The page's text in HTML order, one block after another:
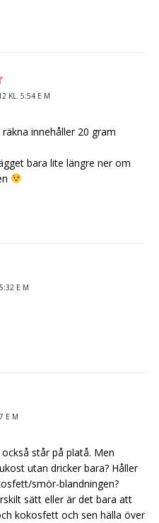
KL. 5:54 E M
innehåller 20 gram
bara lite längre ner om
E M
E M
står på platå. Men
utan dricker bara? Håller
smör-blandningen?
sätt eller är det bara att
kokosfett och sen hälla över